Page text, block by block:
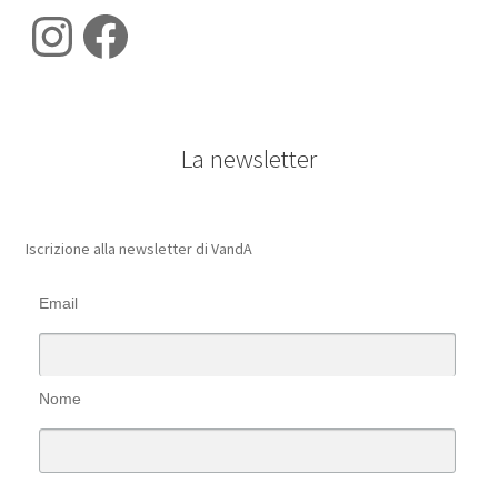
Instagram
Facebook
La newsletter
Iscrizione alla newsletter di VandA
Email
Nome